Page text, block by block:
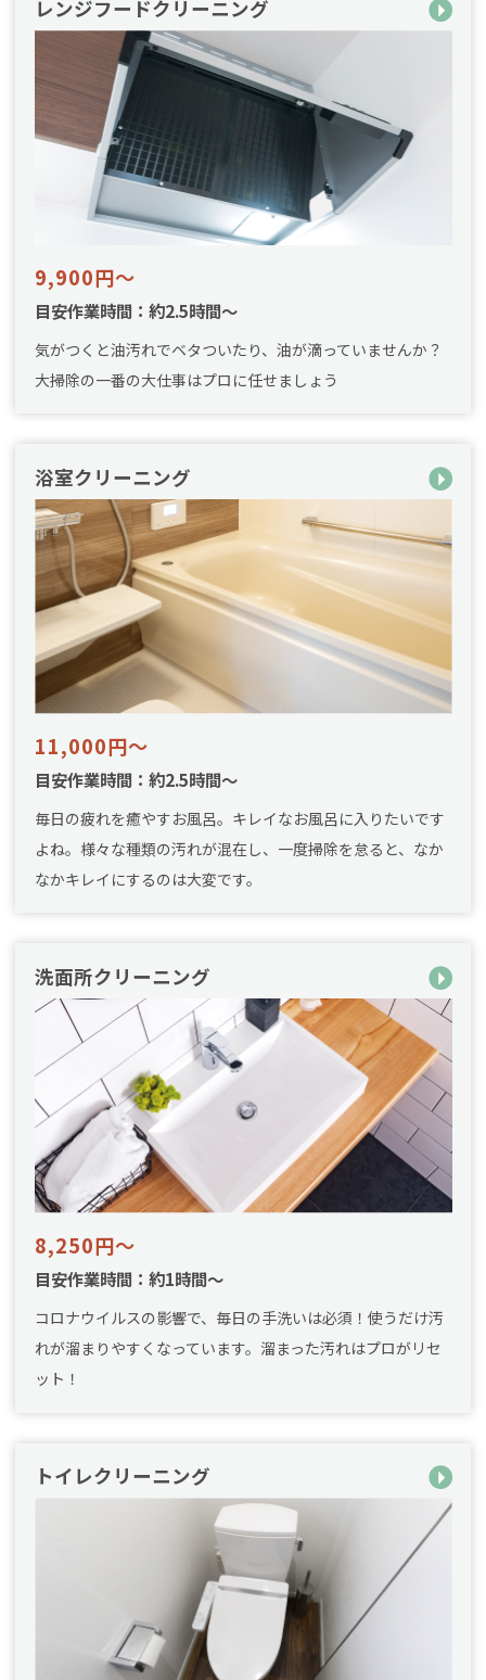
レンジフードクリーニング
9,900円～
目安作業時間：約2.5時間～
気がつくと油汚れでベタついたり、油が滴っていませんか？
大掃除の一番の大仕事はプロに任せましょう
浴室クリーニング
11,000円～
目安作業時間：約2.5時間～
毎日の疲れを癒やすお風呂。キレイなお風呂に入りたいです
よね。様々な種類の汚れが混在し、一度掃除を怠ると、なか
なかキレイにするのは大変です。
洗面所クリーニング
8,250円～
目安作業時間：約1時間～
コロナウイルスの影響で、毎日の手洗いは必須！使うだけ汚
れが溜まりやすくなっています。溜まった汚れはプロがリセ
ット！
トイレクリーニング